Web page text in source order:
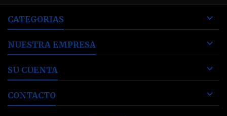
CATEGORIAS 
NUESTRA EMPRESA 
SU CUENTA 
CONTACTO 